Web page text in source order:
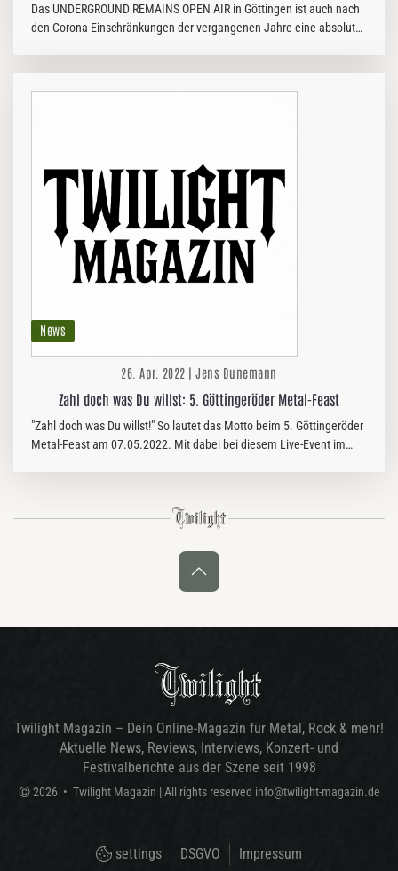
Das UNDERGROUND REMAINS OPEN AIR in Göttingen ist auch nach
den Corona-Einschränkungen der vergangenen Jahre eine absolute
News
26. Apr. 2022 | Jens Dunemann
Zahl doch was Du willst: 5. Göttingeröder Metal-Feast
"Zahl doch was Du willst!" So lautet das Motto beim 5. Göttingeröder
Metal-Feast am 07.05.2022. Mit dabei bei diesem Live-Event im
Twilight Magazin – Dein Online-Magazin für Metal, Rock & mehr!
Aktuelle News, Reviews, Interviews, Konzert- und
Festivalberichte aus der Szene seit 1998
© 2026 • Twilight Magazin | All rights reserved info@twilight-magazin.de
settings DSGVO Impressum